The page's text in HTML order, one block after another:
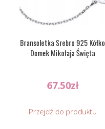
Bransoletka Srebro 925 Kółko
Domek Mikołaja Święta
67.50zł
Przejdź do produktu